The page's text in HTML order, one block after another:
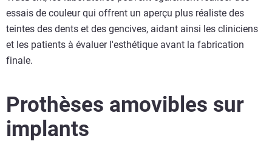
essais de couleur qui offrent un aperçu plus réaliste des
teintes des dents et des gencives, aidant ainsi les cliniciens
et les patients à évaluer l'esthétique avant la fabrication
finale.
Prothèses amovibles sur
implants